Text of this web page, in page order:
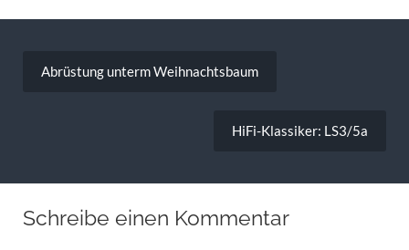
Abrüstung unterm Weihnachtsbaum
HiFi-Klassiker: LS3/5a
Schreibe einen Kommentar